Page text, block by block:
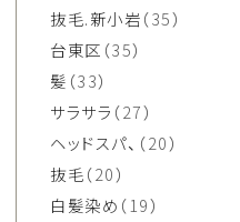
抜毛.新小岩（35）
台東区 （35）
髪 （33）
サラサラ （27）
ヘッドスパ、 （20）
抜毛（20）
白髪染め （19）